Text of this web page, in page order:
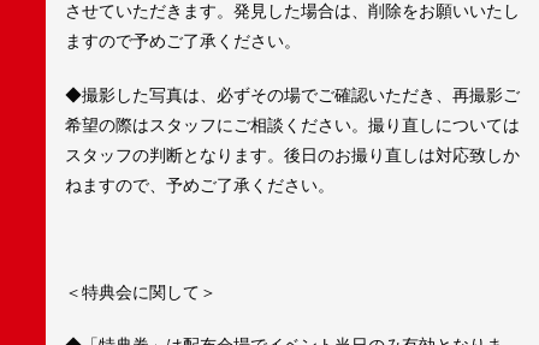
させていただきます。発見した場合は、削除をお願いいたし
ますので予めご了承ください。
◆撮影した写真は、必ずその場でご確認いただき、再撮影ご
希望の際はスタッフにご相談ください。撮り直しについては
スタッフの判断となります。後日のお撮り直しは対応致しか
ねますので、予めご了承ください。
＜特典会に関して＞